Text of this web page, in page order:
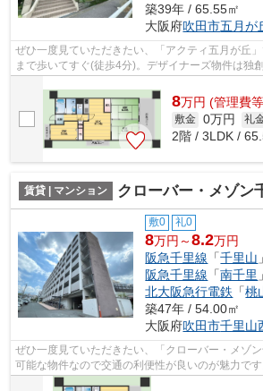
築39年 / 65.55㎡
大阪府吹田市五月が
ぜひ一度見ていただきたい、「アクティ五月が丘
まで歩いてすぐ(徒歩4分)。デザイナーズ物件は独
8万円 (管理費
敷金 0万円 礼
2階 / 3LDK /
賃貸 | マンション クローバー・メゾン
敷0 礼0
8万円～8.2万円
阪急千里線 「千里山
阪急千里線 「南千里
北大阪急行電鉄 「桃
築47年 / 54.00㎡
大阪府吹田市千里山
ぜひ一度見ていただきたい、「クローバー・メゾ
可能な物件なので交通の利便性が良いのが魅力です
マンションタイプの物件です。夏場は特...